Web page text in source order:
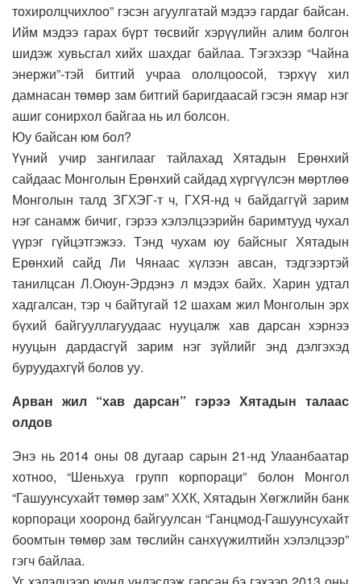
тохиролцчихлоо” гэсэн агуулгатай мэдээ гардаг байсан.
Ийм мэдээ гарах бүрт төсвийг хэрүүлийн алим болгон
шидэж хувьсгал хийх шахдаг байлаа. Тэгэхээр “Чайна
энержи”-тэй битгий учраа ололцоосой, тэрхүү хил
дамнасан төмөр зам битгий баригдаасай гэсэн ямар нэг
ашиг сонирхол байгаа нь ил болсон.
Юу байсан юм бол?
Үүний учир зангилааг тайлахад Хятадын Ерөнхий
сайдаас Монголын Ерөнхий сайдад хүргүүлсэн мөртлөө
Монголын талд ЗГХЭГ-т ч, ГХЯ-нд ч байдаггүй зарим
нэг санамж бичиг, гэрээ хэлэлцээрийн баримтууд чухал
үүрэг гүйцэтгэжээ. Тэнд чухам юу байсныг Хятадын
Ерөнхий сайд Ли Чянаас хүлээн авсан, тэдгээртэй
танилцсан Л.Оюун-Эрдэнэ л мэдэх байх. Харин удтал
хадгалсан, тэр ч байтугай 12 шахам жил Монголын эрх
бүхий байгууллагуудаас нууцалж хав дарсан хэрнээ
нууцын дардасгүй зарим нэг зүйлийг энд дэлгэхэд
буруудахгүй болов уу.
Арван жил “хав дарсан” гэрээ Хятадын талаас
олдов
Энэ нь 2014 оны 08 дугаар сарын 21-нд Улаанбаатар
хотноо, “Шеньхуа групп корпораци” болон Монгол
“Гашуунсухайт төмөр зам” ХХК, Хятадын Хөгжлийн банк
корпораци хооронд байгуулсан “Ганцмод-Гашуунсухайт
боомтын төмөр зам төслийн санхүүжилтийн хэлэлцээр”
гэгч байлаа.